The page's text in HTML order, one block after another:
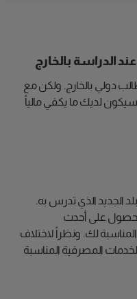
الدراسة بالخارج
دولي بالخارج. ولكن مع
لديك ما يكفي مالياً
الذي تدرس به.
على أحدث
لك. ونظراً لاختلاف
المصرفية المناسبة